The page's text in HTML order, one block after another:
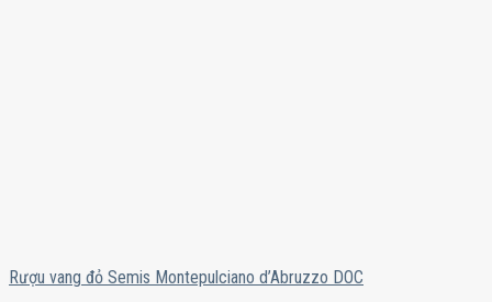
Rượu vang đỏ Semis Montepulciano d’Abruzzo DOC